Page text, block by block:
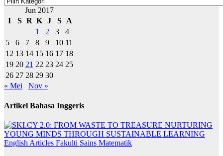
Jun 2017
I
S R K J S
A
1
2 3
4
5
6 7 8 9 10 11
12 13 14 15 16 17 18
19 20 21 22 23 24 25
26 27 28 29 30
« Mei
Nov »
Artikel Bahasa Inggeris
English Articles Fakulti Sains Matematik